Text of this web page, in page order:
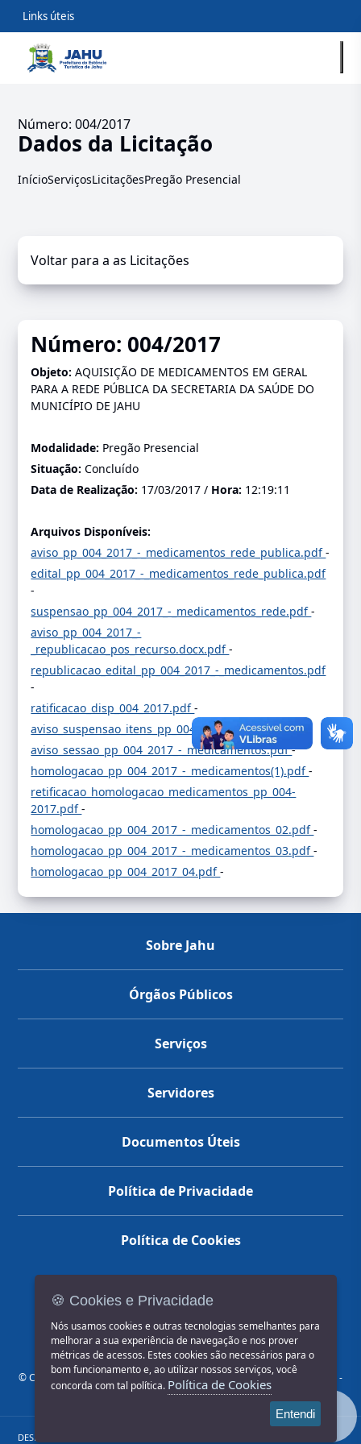
Links úteis
Número: 004/2017
Dados da Licitação
InícioServiçosLicitaçõesPregão Presencial
Voltar para a as Licitações
Número: 004/2017
Objeto:AQUISIÇÃO DE MEDICAMENTOS EM GERAL
PARA A REDE PÚBLICA DA SECRETARIA DA SAÚDE DO
MUNICÍPIO DE JAHU
Modalidade: Pregão Presencial
Situação:Concluído
Data de Realização: 17/03/2017 / Hora: 12:19:11
Arquivos Disponíveis:
aviso_pp_004_2017_-_medicamentos_rede_publica.pdf-
edital_pp_004_2017_-_medicamentos_rede_publica.pdf
-
suspensao_pp_004_2017_-_medicamentos_rede.pdf-
aviso_pp_004_2017_-
_republicacao_pos_recurso.docx.pdf-
republicacao_edital_pp_004_2017_-_medicamentos.pdf
-
ratificacao_disp_004_2017.pdf-
aviso_suspensao_itens_pp_004_2017.pdf-
aviso_sessao_pp_004_2017_-_medicamentos.pdf-
homologacao_pp_004_2017_-_medicamentos(1).pdf-
retificacao_homologacao_medicamentos_pp_004-
2017.pdf-
homologacao_pp_004_2017_-_medicamentos_02.pdf-
homologacao_pp_004_2017_-_medicamentos_03.pdf-
homologacao_pp_004_2017_04.pdf-
Sobre Jahu
Órgãos Públicos
Serviços
Servidores
Documentos Úteis
Política de Privacidade
Política de Cookies
© COPYRIGHT 2026, Prefeitura Municipal de Jahu | Rua Paissandu, 444 -
Centro CEP: 17201-900
DESENVOLVIDO POR
🍪 Cookies e Privacidade
Nós usamos cookies e outras tecnologias semelhantes para
melhorar a sua experiência de navegação e nos prover
métricas de acessos. Estes cookies são necessários para o
bom funcionamento e, ao utilizar nossos serviços, você
concorda com tal política. Política de Cookies
Entendi